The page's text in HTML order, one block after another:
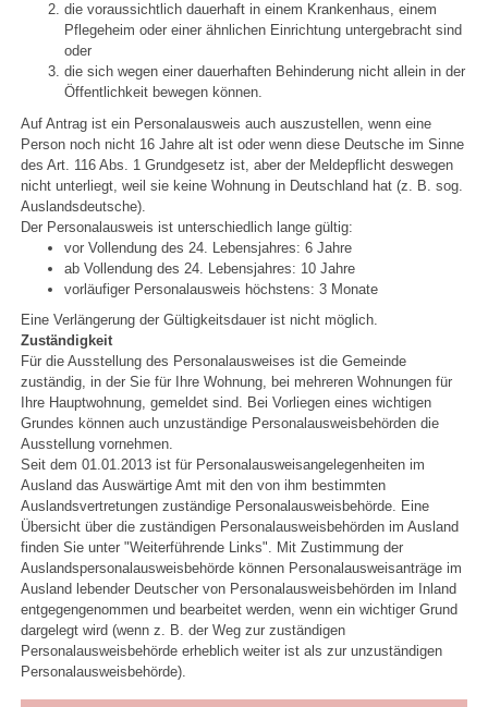
die voraussichtlich dauerhaft in einem Krankenhaus, einem
Pflegeheim oder einer ähnlichen Einrichtung untergebracht sind
oder
die sich wegen einer dauerhaften Behinderung nicht allein in der
Öffentlichkeit bewegen können.
Auf Antrag ist ein Personalausweis auch auszustellen, wenn eine
Person noch nicht 16 Jahre alt ist oder wenn diese Deutsche im Sinne
des Art. 116 Abs. 1 Grundgesetz ist, aber der Meldepflicht deswegen
nicht unterliegt, weil sie keine Wohnung in Deutschland hat (z. B. sog.
Auslandsdeutsche).
Der Personalausweis ist unterschiedlich lange gültig:
vor Vollendung des 24. Lebensjahres: 6 Jahre
ab Vollendung des 24. Lebensjahres: 10 Jahre
vorläufiger Personalausweis höchstens: 3 Monate
Eine Verlängerung der Gültigkeitsdauer ist nicht möglich.
Zuständigkeit
Für die Ausstellung des Personalausweises ist die Gemeinde
zuständig, in der Sie für Ihre Wohnung, bei mehreren Wohnungen für
Ihre Hauptwohnung, gemeldet sind. Bei Vorliegen eines wichtigen
Grundes können auch unzuständige Personalausweisbehörden die
Ausstellung vornehmen.
Seit dem 01.01.2013 ist für Personalausweisangelegenheiten im
Ausland das Auswärtige Amt mit den von ihm bestimmten
Auslandsvertretungen zuständige Personalausweisbehörde. Eine
Übersicht über die zuständigen Personalausweisbehörden im Ausland
finden Sie unter "Weiterführende Links". Mit Zustimmung der
Auslandspersonalausweisbehörde können Personalausweisanträge im
Ausland lebender Deutscher von Personalausweisbehörden im Inland
entgegengenommen und bearbeitet werden, wenn ein wichtiger Grund
dargelegt wird (wenn z. B. der Weg zur zuständigen
Personalausweisbehörde erheblich weiter ist als zur unzuständigen
Personalausweisbehörde).